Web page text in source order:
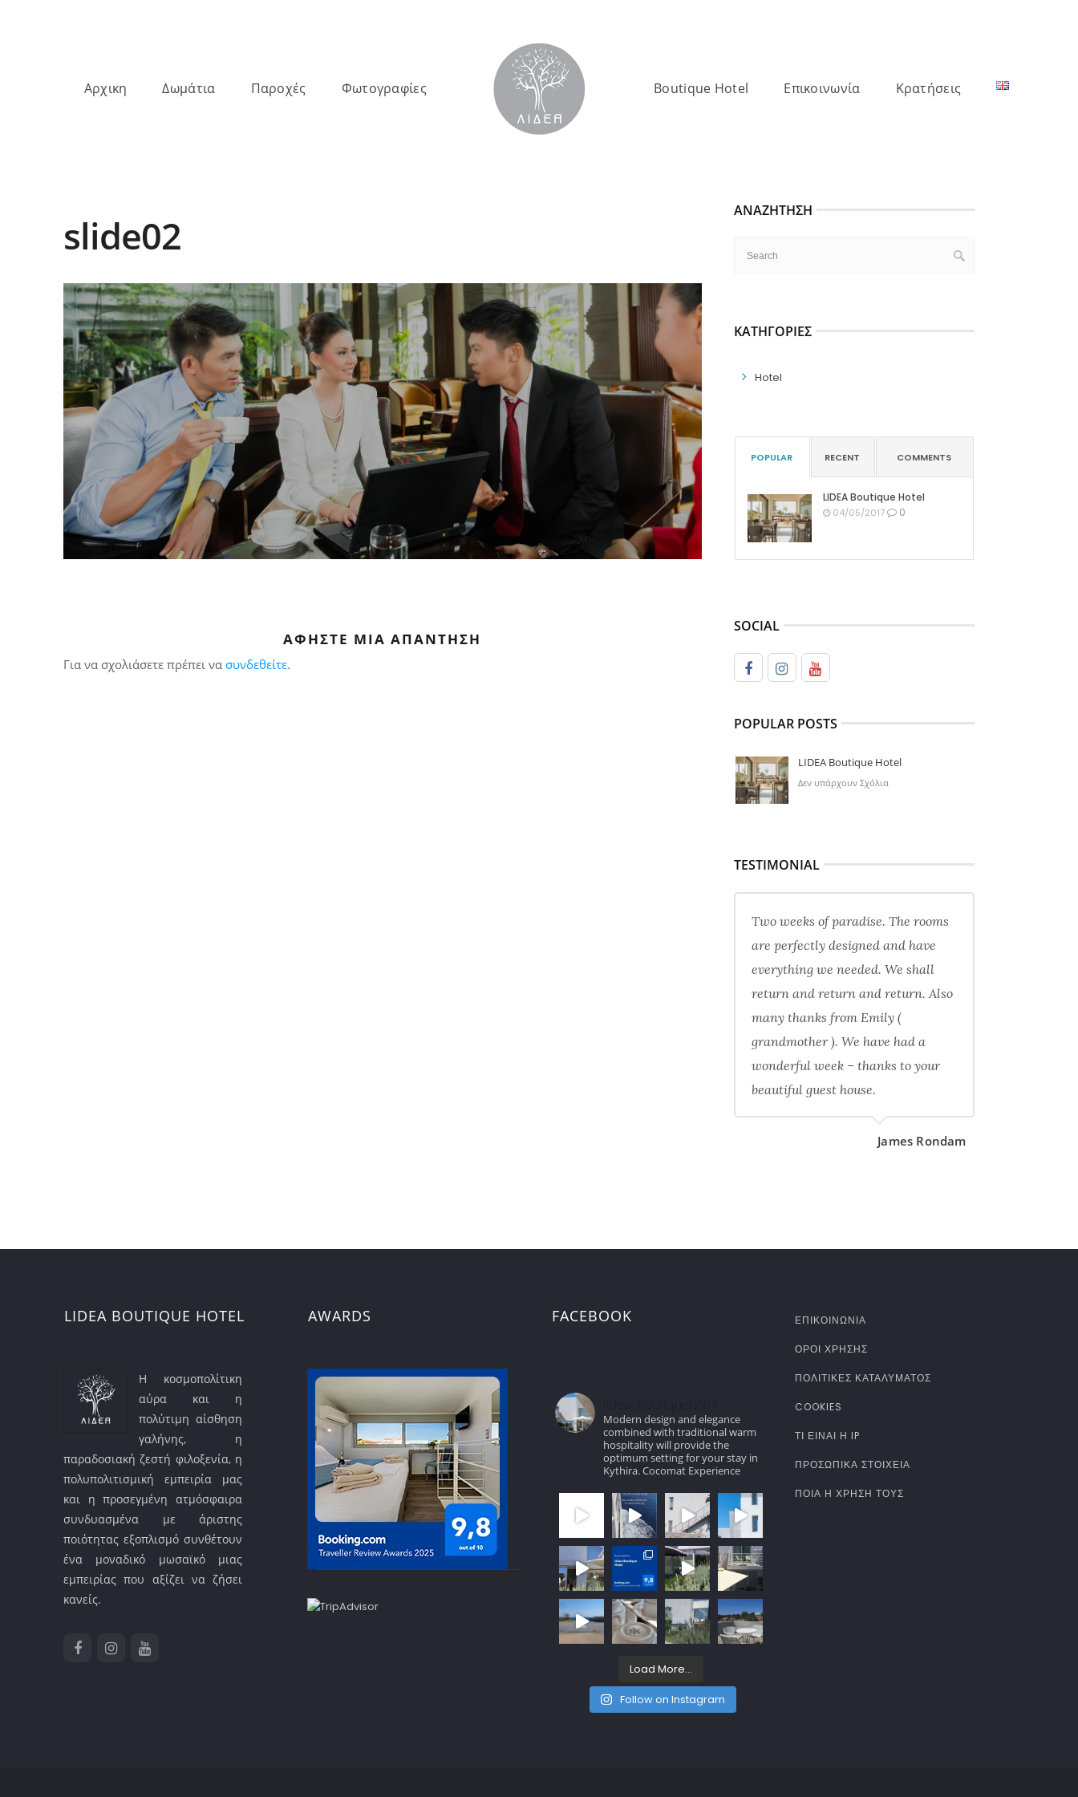
Αρχικη Δωμάτια Παροχές Φωτογραφίες Boutique Hotel Επικοινωνία Κρατήσεις
slide02
ΑΦΉΣΤΕ ΜΙΑ ΑΠΆΝΤΗΣΗ
Για να σχολιάσετε πρέπει να συνδεθείτε.
ΑΝΑΖΉΤΗΣΗ
ΚΑΤΗΓΟΡΊΕΣ
Hotel
POPULAR RECENT COMMENTS
LIDEA Boutique Hotel
04/05/2017 0
SOCIAL
POPULAR POSTS
LIDEA Boutique Hotel
Δεν υπάρχουν Σχόλια
TESTIMONIAL
Two weeks of paradise. The rooms
are perfectly designed and have
everything we needed. We shall
return and return and return. Also
many thanks from Emily (
grandmother ). We have had a
wonderful week – thanks to your
beautiful guest house.
James Rondam
LIDEA BOUTIQUE HOTEL
Η κοσμοπολίτικη
αύρα και η
πολύτιμη αίσθηση
γαλήνης, η
παραδοσιακή ζεστή φιλοξενία, η
πολυπολιτισμική εμπειρία μας
και η προσεγμένη ατμόσφαιρα
συνδυασμένα με άριστης
ποιότητας εξοπλισμό συνθέτουν
ένα μοναδικό μωσαϊκό μιας
εμπειρίας που αξίζει να ζήσει
κανείς.
AWARDS FACEBOOK
Modern design and elegance
combined with traditional warm
hospitality will provide the
optimum setting for your stay in
Kythira.Cocomat Experience
Load More...
Follow on Instagram
ΕΠΙΚΟΙΝΩΝΙΑ
ΌΡΟΙ ΧΡΉΣΗΣ
ΠΟΛΙΤΙΚΈΣ ΚΑΤΑΛΎΜΑΤΟΣ
COOKIES
ΤΊ ΕΊΝΑΙ Η IP
ΠΡΟΣΩΠΙΚΆ ΣΤΟΙΧΕΊΑ
ΠΟΙΑ Η ΧΡΉΣΗ ΤΟΥΣ